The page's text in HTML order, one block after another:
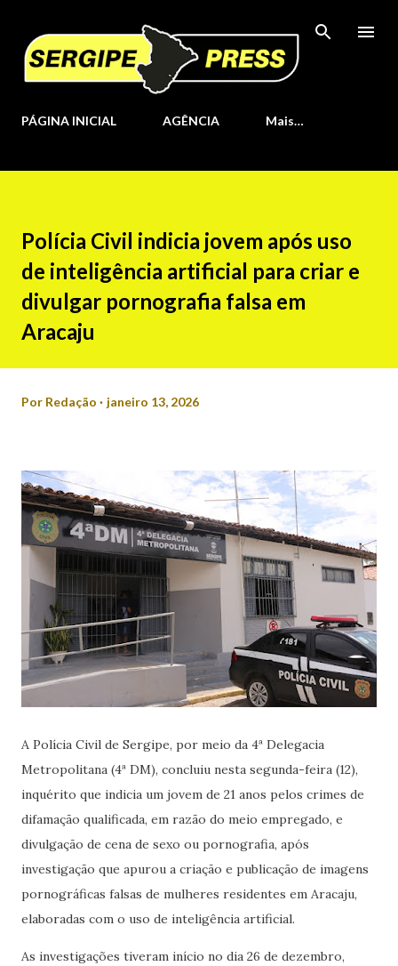
Pular para o conteúdo principal
PÁGINA INICIAL AGÊNCIA Mais…
Polícia Civil indicia jovem após uso
de inteligência artificial para criar e
divulgar pornografia falsa em
Aracaju
Por Redação janeiro 13, 2026
A Polícia Civil de Sergipe, por meio da 4ª Delegacia
Metropolitana (4ª DM), concluiu nesta segunda-feira (12),
inquérito que indicia um jovem de 21 anos pelos crimes de
difamação qualificada, em razão do meio empregado, e
divulgação de cena de sexo ou pornografia, após
investigação que apurou a criação e publicação de imagens
pornográficas falsas de mulheres residentes em Aracaju,
elaboradas com o uso de inteligência artificial.
As investigações tiveram início no dia 26 de dezembro,